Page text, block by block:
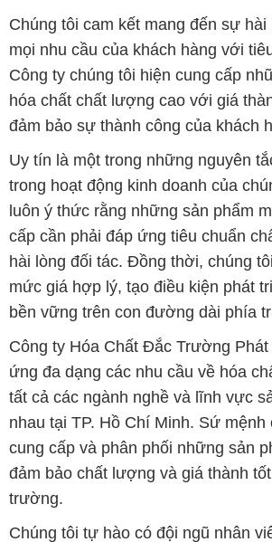
Chúng tôi cam kết mang đến sự
mọi nhu cầu của khách hàng với
Công ty chúng tôi hiện cung cấp
hóa chất chất lượng cao với giá
đảm bảo sự thành công của khách
Uy tín là một trong những nguyên
trong hoạt động kinh doanh của
luôn ý thức rằng những sản phẩm
cấp cần phải đáp ứng tiêu chuẩn
hài lòng đối tác. Đồng thời, chúng
mức giá hợp lý, tạo điều kiện phát
bền vững trên con đường dài phía
Công ty Hóa Chất Đắc Trường
ứng đa dạng các nhu cầu về hóa
tất cả các ngành nghề và lĩnh vực
nhau tại TP. Hồ Chí Minh. Sứ mệnh
cung cấp và phân phối những sản
đảm bảo chất lượng và giá thành
trường.
Chúng tôi tự hào có đội ngũ nhân